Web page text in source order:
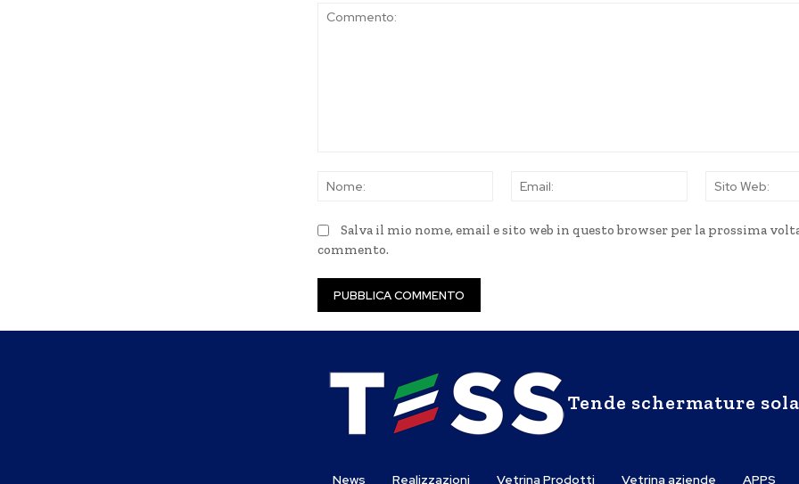
Nome:
Email:
Salva il mio nome, email e sito web in questo browser per la prossima
commento.
Tende schermature
News Realizzazioni Vetrina Prodotti Vetrina aziende APPS